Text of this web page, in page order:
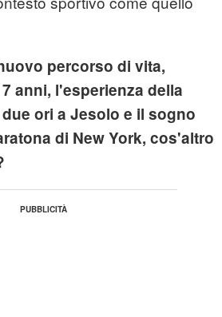
percorso di vita,
anni, l'esperienza della
ori a Jesolo e il sogno
di New York, cos'altro